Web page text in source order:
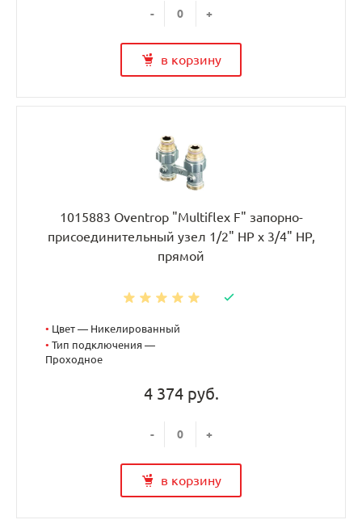
- +
в корзину
1015883 Oventrop "Multiflex F" запорно-
присоединительный узел 1/2" НР x 3/4" НР,
прямой
• Цвет — Никелированный
• Тип подключения —
Проходное
4 374 руб.
- +
в корзину